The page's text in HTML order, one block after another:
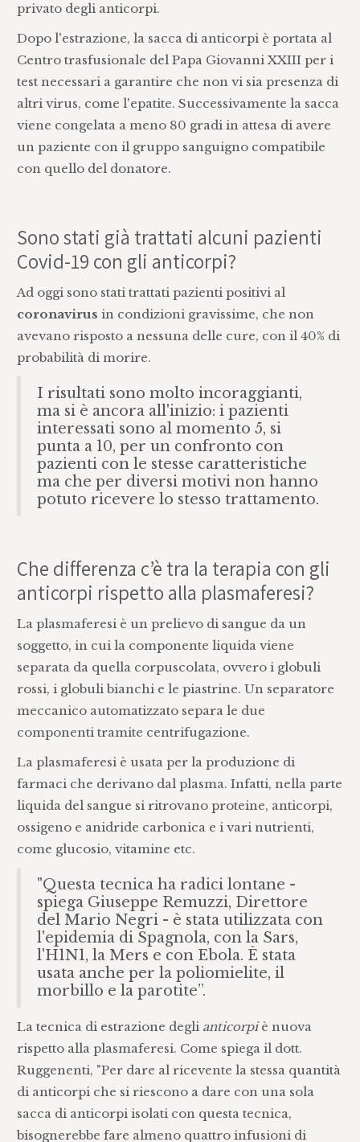
privato degli anticorpi.
Dopo l'estrazione, la sacca di anticorpi è portata al
Centro trasfusionale del Papa Giovanni XXIII per i
test necessari a garantire che non vi sia presenza di
altri virus, come l'epatite. Successivamente la sacca
viene congelata a meno 80 gradi in attesa di avere
un paziente con il gruppo sanguigno compatibile
con quello del donatore.
Sono stati già trattati alcuni pazienti
Covid-19 con gli anticorpi?
Ad oggi sono stati trattati pazienti positivi al
coronavirus in condizioni gravissime, che non
avevano risposto a nessuna delle cure, con il 40% di
probabilità di morire.
I risultati sono molto incoraggianti,
ma si è ancora all'inizio: i pazienti
interessati sono al momento 5, si
punta a 10, per un confronto con
pazienti con le stesse caratteristiche
ma che per diversi motivi non hanno
potuto ricevere lo stesso trattamento.
Che differenza c’è tra la terapia con gli
anticorpi rispetto alla plasmaferesi?
La plasmaferesi è un prelievo di sangue da un
soggetto, in cui la componente liquida viene
separata da quella corpuscolata, ovvero i globuli
rossi, i globuli bianchi e le piastrine. Un separatore
meccanico automatizzato separa le due
componenti tramite centrifugazione.
La plasmaferesi è usata per la produzione di
farmaci che derivano dal plasma. Infatti, nella parte
liquida del sangue si ritrovano proteine, anticorpi,
ossigeno e anidride carbonica e i vari nutrienti,
come glucosio, vitamine etc.
"Questa tecnica ha radici lontane -
spiega Giuseppe Remuzzi, Direttore
del Mario Negri - è stata utilizzata con
l'epidemia di Spagnola, con la Sars,
l'H1N1, la Mers e con Ebola. È stata
usata anche per la poliomielite, il
morbillo e la parotite”.
La tecnica di estrazione degli anticorpiè nuova
rispetto alla plasmaferesi. Come spiega il dott.
Ruggenenti, "Per dare al ricevente la stessa quantità
di anticorpi che si riescono a dare con una sola
sacca di anticorpi isolati con questa tecnica,
bisognerebbe fare almeno quattro infusioni di